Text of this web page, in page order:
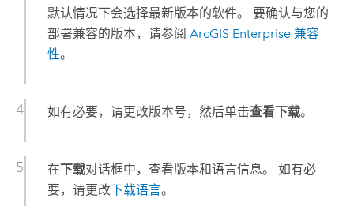
默认情况下会选择最新版本的软件。 要确认与您的
部署兼容的版本，请参阅 ArcGIS Enterprise兼容
性。
如有必要，请更改版本号，然后单击查看下载。
在下载对话框中，查看版本和语言信息。 如有必
要，请更改下载语言。